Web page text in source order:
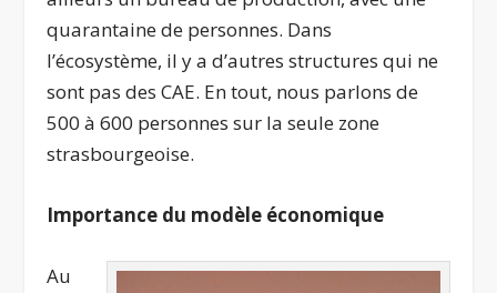
quarantaine de personnes. Dans
l’écosystème, il y a d’autres structures qui ne
sont pas des CAE. En tout, nous parlons de
500 à 600 personnes sur la seule zone
strasbourgeoise.
Importance du modèle économique
Au